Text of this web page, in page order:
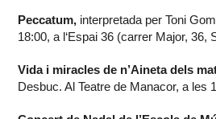
Peccatum, interpretada per Toni
18:00, a l‘Espai 36 (carrer Major, 36,
Vida i miracles de n’Aineta dels
Desbuc. Al Teatre de Manacor, a les